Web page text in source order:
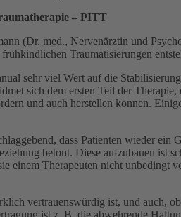
– PITT
(Dr. med., Nervenärztin und
Traumatisierungen
sehr viel Wert auf die
sich dem ersten Teil der
und auch herstellen können.
dass Patienten wieder
betont. Diese aufzubauen ist
einem Therapeuten nicht
vertrauenswürdig ist, und auch,
ist z. B. die abwehrende